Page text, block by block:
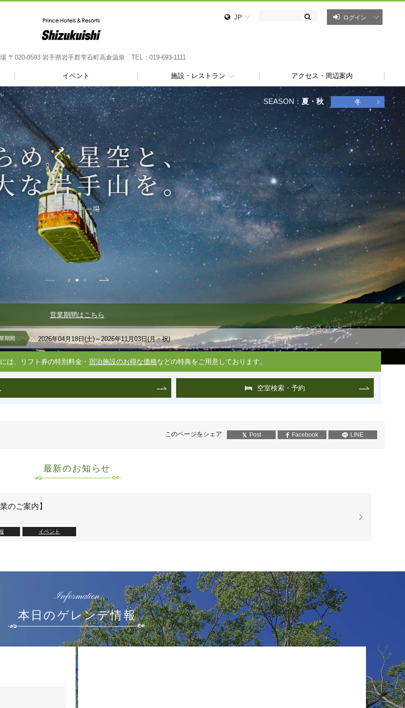
JP ログイン
〒020-0593 岩手県岩手郡雫石町高倉温泉 TEL：019-693-1111
イベント 施設・レストラン アクセス・周辺案内
SEASON： 夏・秋 冬
めく星空と、
な岩手山を。
雫石スキー場
営業期間はこちら
期間 2026年04月18日(土)～2026年11月03日(月・祝)
は、リフト券の特別料金・ 宿泊施設のお得な価格などの特典をご用意しております。
空室検索・予約
このページをシェア Post Facebook LINE
最新のお知らせ
業のご案内】
イベント
Information
本日のゲレンデ情報